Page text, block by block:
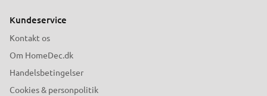
Kundeservice
Kontakt os
Om HomeDec.dk
Handelsbetingelser
Cookies & personpolitik